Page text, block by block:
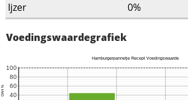
Ijzer
0%
Voedingswaardegrafiek